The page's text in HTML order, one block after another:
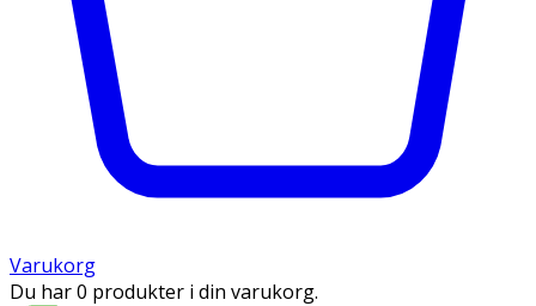
Varukorg
Du har 0 produkter i din varukorg.